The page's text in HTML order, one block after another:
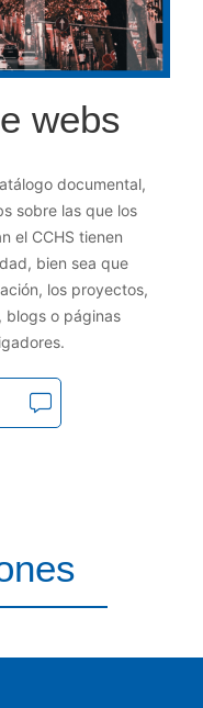
webs
documental,
sobre las que los
el CCHS tienen
bien sea que
los proyectos,
blogs o páginas